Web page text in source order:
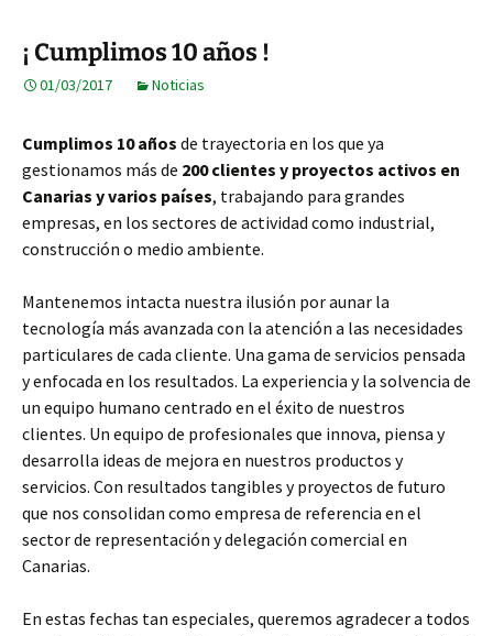
¡ Cumplimos 10 años !
01/03/2017 Noticias
Cumplimos 10 años de trayectoria en los que ya
gestionamos más de 200 clientes y proyectos activos en
Canarias y varios países, trabajando para grandes
empresas, en los sectores de actividad como industrial,
construcción o medio ambiente.
Mantenemos intacta nuestra ilusión por aunar la
tecnología más avanzada con la atención a las necesidades
particulares de cada cliente. Una gama de servicios pensada
y enfocada en los resultados. La experiencia y la solvencia de
un equipo humano centrado en el éxito de nuestros
clientes. Un equipo de profesionales que innova, piensa y
desarrolla ideas de mejora en nuestros productos y
servicios. Con resultados tangibles y proyectos de futuro
que nos consolidan como empresa de referencia en el
sector de representación y delegación comercial en
Canarias.
En estas fechas tan especiales, queremos agradecer a todos